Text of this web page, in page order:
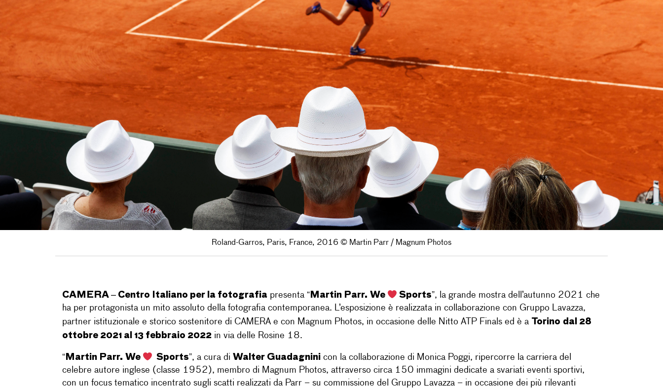
Roland-Garros, Paris, France, 2016 © Martin Parr / Magnum Photos
CAMERA – Centro Italiano per la fotografiapresenta “Martin Parr. We Sports”, la grande mostra dell’autunno 2021 che
ha per protagonista un mito assoluto della fotografia contemporanea. L’esposizione è realizzata in collaborazione con Gruppo Lavazza,
partner istituzionale e storico sostenitore di CAMERA e con Magnum Photos, in occasione delle Nitto ATP Finals ed è a Torino dal 28
ottobre 2021 al 13 febbraio 2022in via delle Rosine 18.
“Martin Parr. We Sports”, a cura di Walter Guadagnini con la collaborazione di Monica Poggi, ripercorre la carriera del
celebre autore inglese (classe 1952), membro di Magnum Photos, attraverso circa 150 immagini dedicate a svariati eventi sportivi,
con un focus tematico incentrato sugli scatti realizzati da Parr – su commissione del Gruppo Lavazza – in occasione dei più rilevanti